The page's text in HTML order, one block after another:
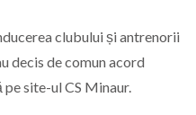
clubului și antrenorii
decis de comun acord
site-ul CS Minaur.